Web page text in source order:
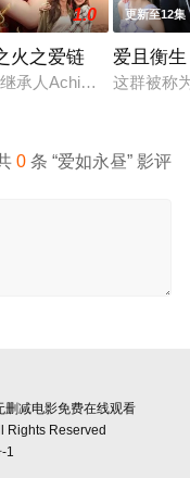
？ 当两对情侣——
1.0
火之爱链
承人Achima再次与童
更新至12集
爱且衡生
这群被称
0 条 “爱如永昼” 影评
删减电影免费在线观看
Rights Reserved
1